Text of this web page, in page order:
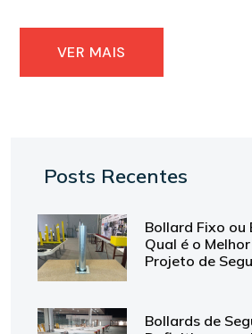
VER MAIS
Posts Recentes
Bollard Fixo
Qual é o
Projeto de
Bollards de